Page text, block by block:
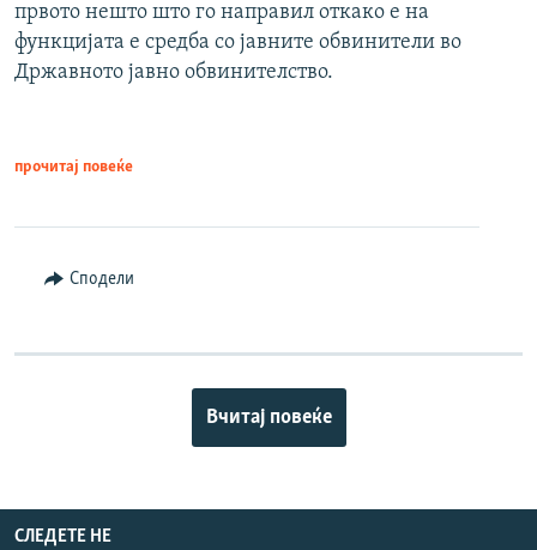
првото нешто што го направил откако е на
функцијата е средба со јавните обвинители во
Државното јавно обвинителство.
прочитај повеќе
Сподели
Вчитај повеќе
СЛЕДЕТЕ НЕ